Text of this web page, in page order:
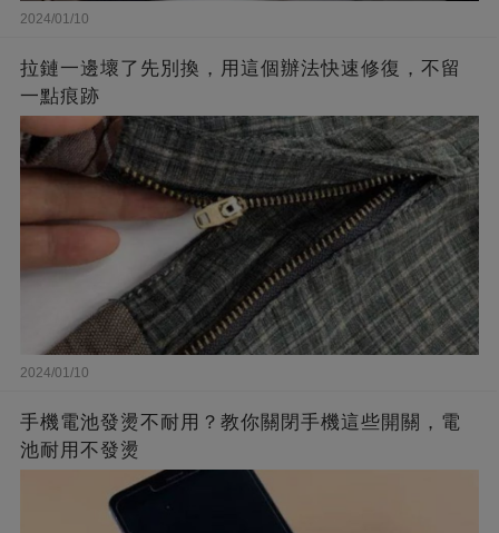
2024/01/10
拉鏈一邊壞了先別換，用這個辦法快速修復，不留
一點痕跡
2024/01/10
手機電池發燙不耐用？教你關閉手機這些開關，電
池耐用不發燙